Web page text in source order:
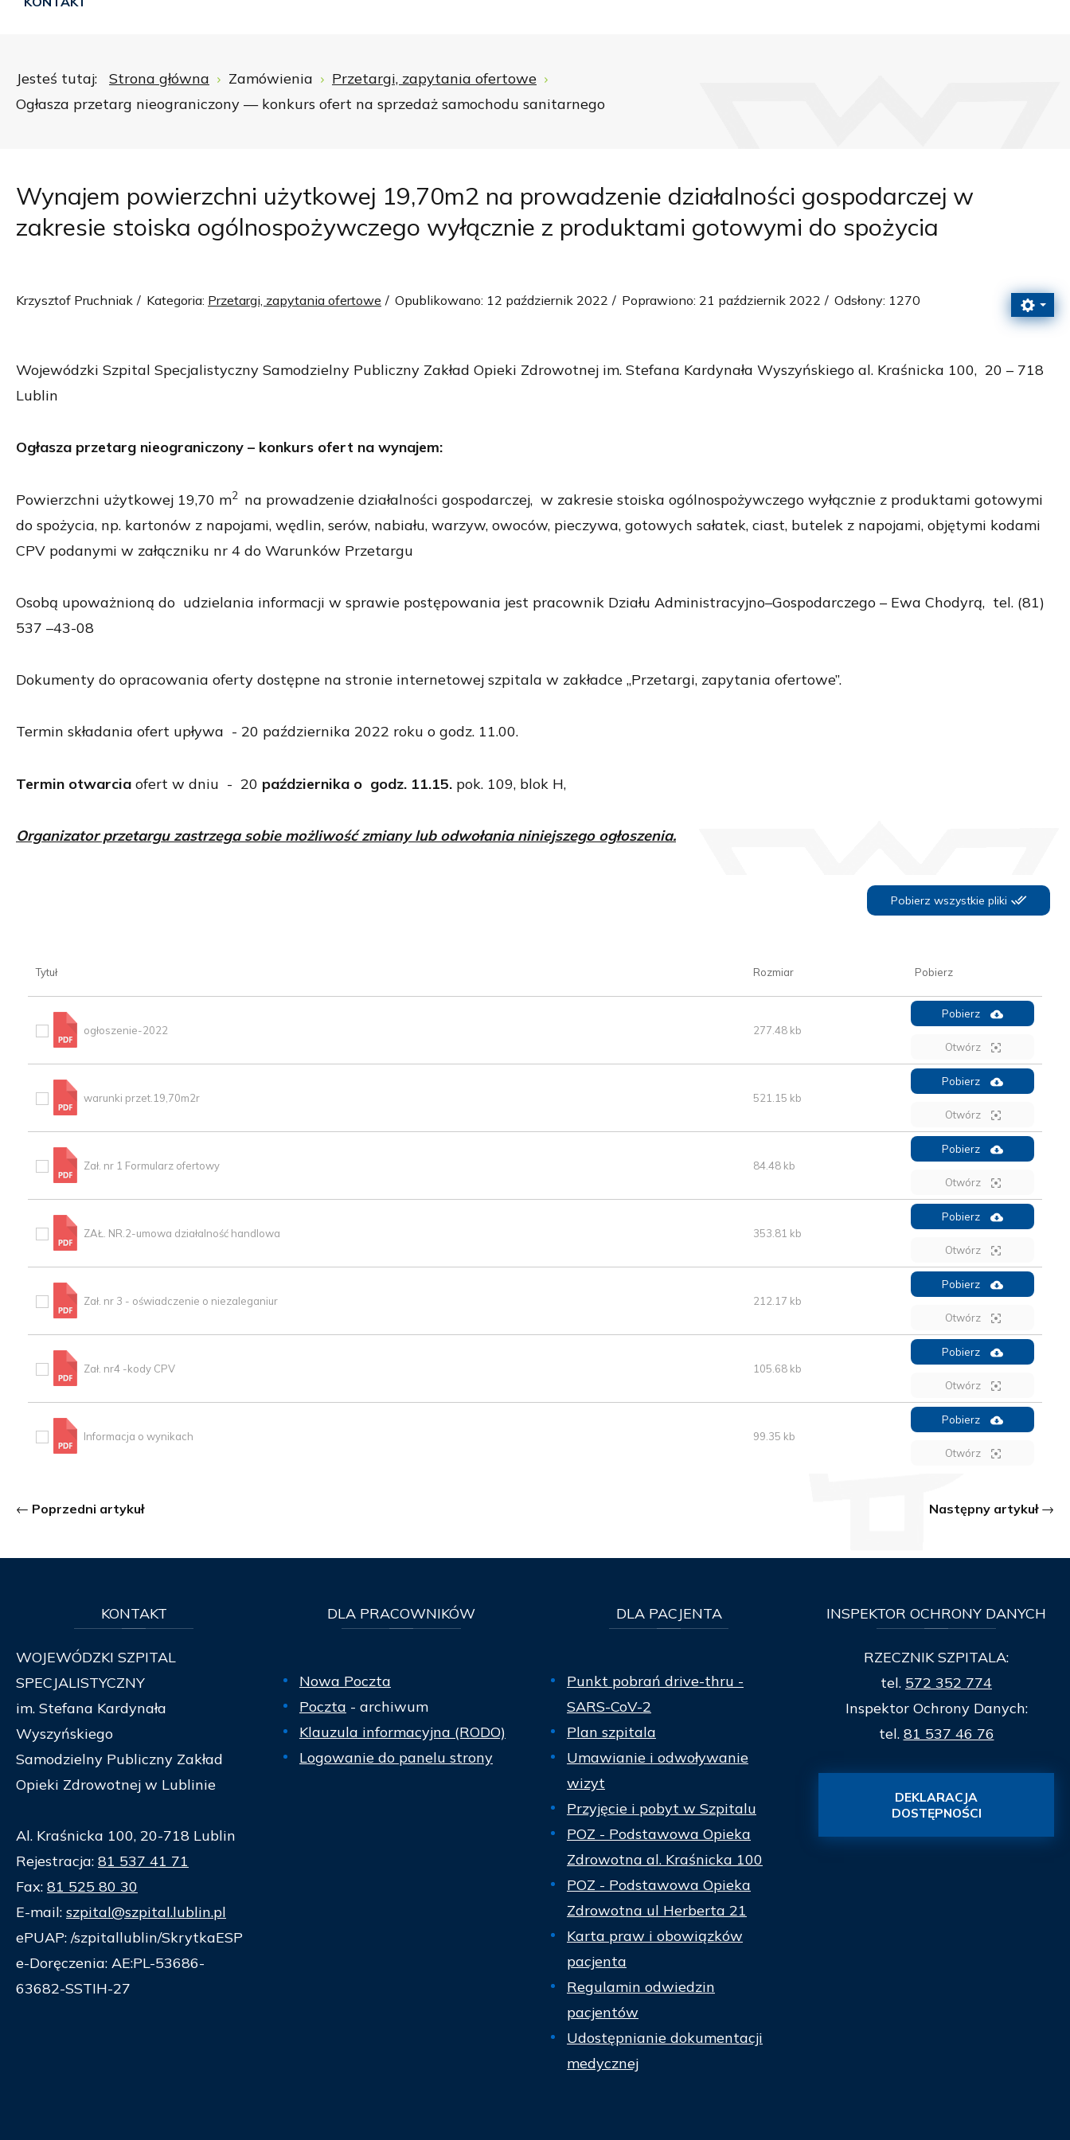
Jesteś tutaj: Strona główna Zamówienia
Przetargi, zapytania ofertowe
Ogłasza przetarg nieograniczony — konkurs ofert na sprzedaż samochodu sanitarnego
Wynajem powierzchni użytkowej 19,70m2 na prowadzenie działalności gospodarczej w
zakresie stoiska ogólnospożywczego wyłącznie z produktami gotowymi do spożycia
Krzysztof Pruchniak Kategoria: Przetargi, zapytania ofertowe Opublikowano: 12 październik 2022 Poprawiono: 21 październik 2022 Odsłony: 1270
Wojewódzki Szpital Specjalistyczny Samodzielny Publiczny Zakład Opieki Zdrowotnej im. Stefana Kardynała Wyszyńskiego al. Kraśnicka 100, 20 – 718
Lublin
Ogłasza przetarg nieograniczony – konkurs ofert na wynajem:
Powierzchni użytkowej 19,70 m2 na prowadzenie działalności gospodarczej, w zakresie stoiska ogólnospożywczego wyłącznie z produktami gotowymi
do spożycia, np. kartonów z napojami, wędlin, serów, nabiału, warzyw, owoców, pieczywa, gotowych sałatek, ciast, butelek z napojami, objętymi kodami
CPV podanymi w załączniku nr 4 do Warunków Przetargu
Osobą upoważnioną do udzielania informacji w sprawie postępowania jest pracownik Działu Administracyjno–Gospodarczego – Ewa Chodyrą, tel. (81)
537 –43-08
Dokumenty do opracowania oferty dostępne na stronie internetowej szpitala w zakładce „Przetargi, zapytania ofertowe”.
Termin składania ofert upływa - 20 października 2022 roku o godz. 11.00.
Termin otwarcia ofert w dniu - 20 października o godz. 11.15. pok. 109, blok H,
Organizator przetargu zastrzega sobie możliwość zmiany lub odwołania niniejszego ogłoszenia.
Pobierz wszystkie pliki
Tytuł Rozmiar Pobierz
ogłoszenie-2022 277.48 kb
Pobierz
Otwórz
warunki przet.19,70m2r 521.15 kb
Pobierz
Otwórz
Zał. nr 1 Formularz ofertowy 84.48 kb
Pobierz
Otwórz
ZAŁ. NR.2-umowa działalność handlowa 353.81 kb
Pobierz
Otwórz
Zał. nr 3 - oświadczenie o niezaleganiur 212.17 kb
Pobierz
Otwórz
Zał. nr4 -kody CPV 105.68 kb
Pobierz
Otwórz
Informacja o wynikach 99.35 kb
Pobierz
Otwórz
Poprzedni artykuł Następny artykuł
KONTAKT
WOJEWÓDZKI SZPITAL
SPECJALISTYCZNY
im. Stefana Kardynała
Wyszyńskiego
Samodzielny Publiczny Zakład
Opieki Zdrowotnej w Lublinie
Al. Kraśnicka 100, 20-718 Lublin
Rejestracja: 81 537 41 71
Fax: 81 525 80 30
E-mail: szpital@szpital.lublin.pl
ePUAP: /szpitallublin/SkrytkaESP
e-Doręczenia: AE:PL-53686-
63682-SSTIH-27
DLA PRACOWNIKÓW
Nowa Poczta
Poczta - archiwum
Klauzula informacyjna (RODO)
Logowanie do panelu strony
DLAPACJENTA
Punkt pobrań drive-thru -
SARS-CoV-2
Plan szpitala
Umawianie i odwoływanie
wizyt
Przyjęcie i pobyt w Szpitalu
POZ - Podstawowa Opieka
Zdrowotna al. Kraśnicka 100
POZ - Podstawowa Opieka
Zdrowotna ul Herberta 21
Karta praw i obowiązków
pacjenta
Regulamin odwiedzin
pacjentów
Udostępnianie dokumentacji
medycznej
INSPEKTOR OCHRONY DANYCH
RZECZNIK SZPITALA:
tel. 572 352 774
Inspektor Ochrony Danych:
tel. 81 537 46 76
DEKLARACJA
DOSTĘPNOŚCI